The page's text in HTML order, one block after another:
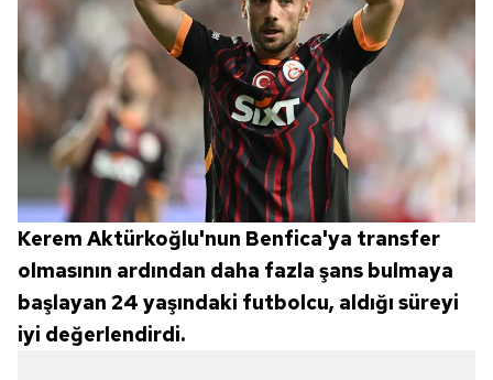
Kerem Aktürkoğlu'nun Benfica'ya transfer
olmasının ardından daha fazla şans bulmaya
başlayan 24 yaşındaki futbolcu, aldığı süreyi
iyi değerlendirdi.